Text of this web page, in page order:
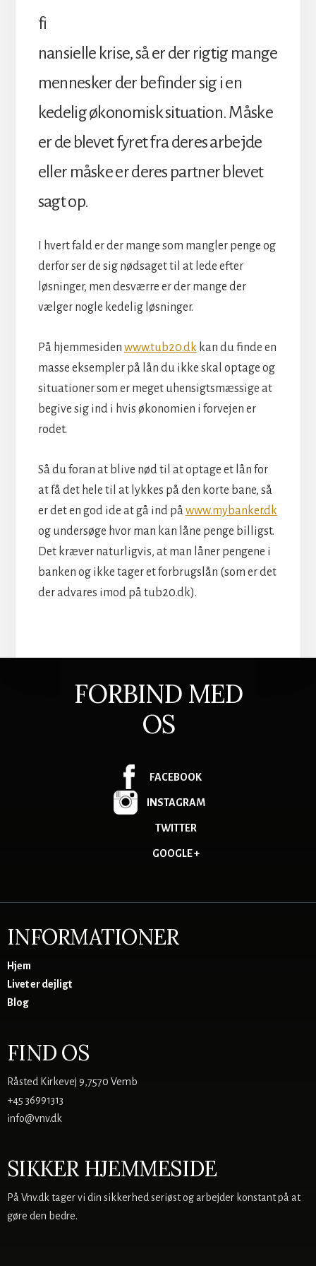
fi
nansielle krise, så er der rigtig mange
mennesker der befinder sig i en
kedelig økonomisk situation. Måske
er de blevet fyret fra deres arbejde
eller måske er deres partner blevet
sagt op.
I hvert fald er der mange som mangler penge og
derfor ser de sig nødsaget til at lede efter
løsninger, men desværre er der mange der
vælger nogle kedelig løsninger.
På hjemmesiden www.tub20.dkkan du finde en
masse eksempler på lån du ikke skal optage og
situationer som er meget uhensigtsmæssige at
begive sig ind i hvis økonomien i forvejen er
rodet.
Så du foran at blive nød til at optage et lån for
at få det hele til at lykkes på den korte bane, så
er det en god ide at gå ind påwww.mybanker.dk
og undersøge hvor man kan låne penge billigst.
Det kræver naturligvis, at man låner pengene i
banken og ikke tager et forbrugslån (som er det
der advares imod på tub20.dk).
FORBIND MED
OS
FACEBOOK
INSTAGRAM
TWITTER
GOOGLE +
INFORMATIONER
Hjem
Livet er dejligt
Blog
FIND OS
Råsted Kirkevej 9,7570 Vemb
+45 36991313
info@vnv.dk
SIKKER HJEMMESIDE
På Vnv.dk tager vi din sikkerhed seriøst og arbejder konstant på at
gøre den bedre.